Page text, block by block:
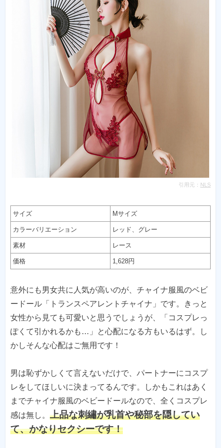
引用元： NLS
サイズ Mサイズ
カラーバリエーション レッド、グレー
素材 レース
価格 1,628円
意外にも男女共に人気が高いのが、チャイナ服風のベビ
ードール「トランスペアレントチャイナ」です。きっと
女性から見ても可愛いと思うでしょうが、「コスプレっ
ぽくて引かれるかも…」と心配になる方もいるはず。し
かしそんな心配はご無用です！
男は恥ずかしくて言えないだけで、パートナーにコスプ
レをしてほしいに決まってるんです。しかもこれはあく
までチャイナ服風のベビードールなので、全くコスプレ
感は無し。 上品な刺繡が乳首や秘部を隠してい
て、かなりセクシーです！